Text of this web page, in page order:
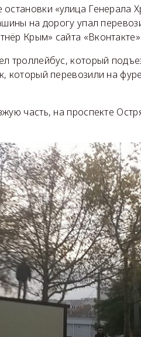
«улица Генерала
на дорогу упал
Крым» сайта «Вконтакте».
троллейбус, который
который перевозили на
часть, на проспекте